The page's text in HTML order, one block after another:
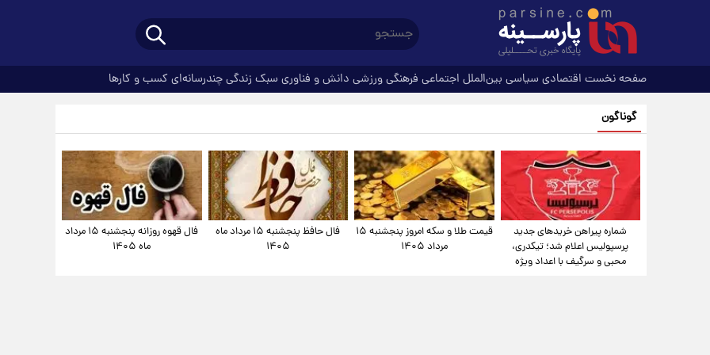
صفحه نخست اقتصادی سیاسی بین‌الملل اجتماعی فرهنگیورزشی دانش و فناوری سبک زندگیچندرسانه‌ای کسب و کارها
گوناگون
شماره پیراهن خریدهای جدید
پرسپولیس اعلام شد؛ تیکدری،
محبی و سرگیف با اعداد ویژه
قیمت طلا و سکه امروز پنجشنبه ۱۵
مرداد ۱۴۰۵
فال حافظ پنجشنبه ۱۵ مرداد ماه
۱۴۰۵
فال قهوه روزانه پنجشنبه ۱۵ مرداد
ماه ۱۴۰۵